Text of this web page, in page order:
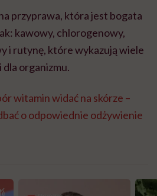
przyprawa, która jest bogata
kawowy, chlorogenowy,
i rutynę, które wykazują wiele
organizmu.
witamin widać na skórze –
o odpowiednie odżywienie